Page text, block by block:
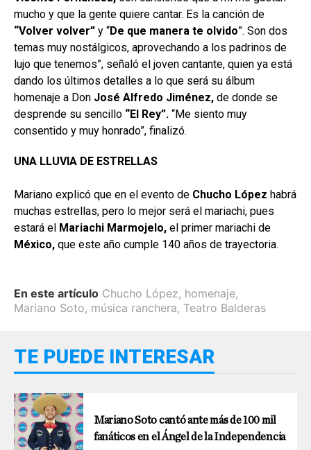
mucho y que la gente quiere cantar. Es la canción de
“Volver volver” y “De que manera te olvido”. Son dos
temas muy nostálgicos, aprovechando a los padrinos de
lujo que tenemos”, señaló el joven cantante, quien ya está
dando los últimos detalles a lo que será su álbum
homenaje a Don José Alfredo Jiménez, de donde se
desprende su sencillo “El Rey”. “Me siento muy
consentido y muy honrado”, finalizó.
UNA LLUVIA DE ESTRELLAS
Mariano explicó que en el evento de Chucho López habrá
muchas estrellas, pero lo mejor será el mariachi, pues
estará el Mariachi Marmojelo, el primer mariachi de
México, que este año cumple 140 años de trayectoria.
En este artículo Chucho López, homenaje,
Mariano Soto, música ranchera, Teatro Balderas
TE PUEDE INTERESAR
Mariano Soto cantó ante más de 100 mil
fanáticos en el Ángel de la Independencia